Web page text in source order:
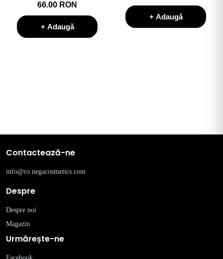
66.00 RON
+ Adaugă
+ Adaugă
Despre
Despre noi
Magazin
Urmărește-ne
Contactează-ne
info@ro.negacosmetics.com